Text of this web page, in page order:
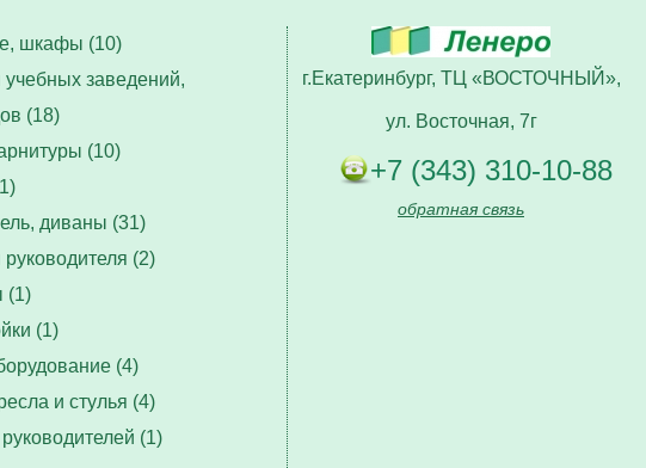
г.Екатеринбург, ТЦ «ВОСТОЧНЫЙ»,
ул. Восточная, 7г
+7 (343) 310-10-88
обратная связь
шкафы (10)
заведений,
(18)
(10)
диваны (31)
(2)
(1)
(1)
(4)
и стулья (4)
(1)